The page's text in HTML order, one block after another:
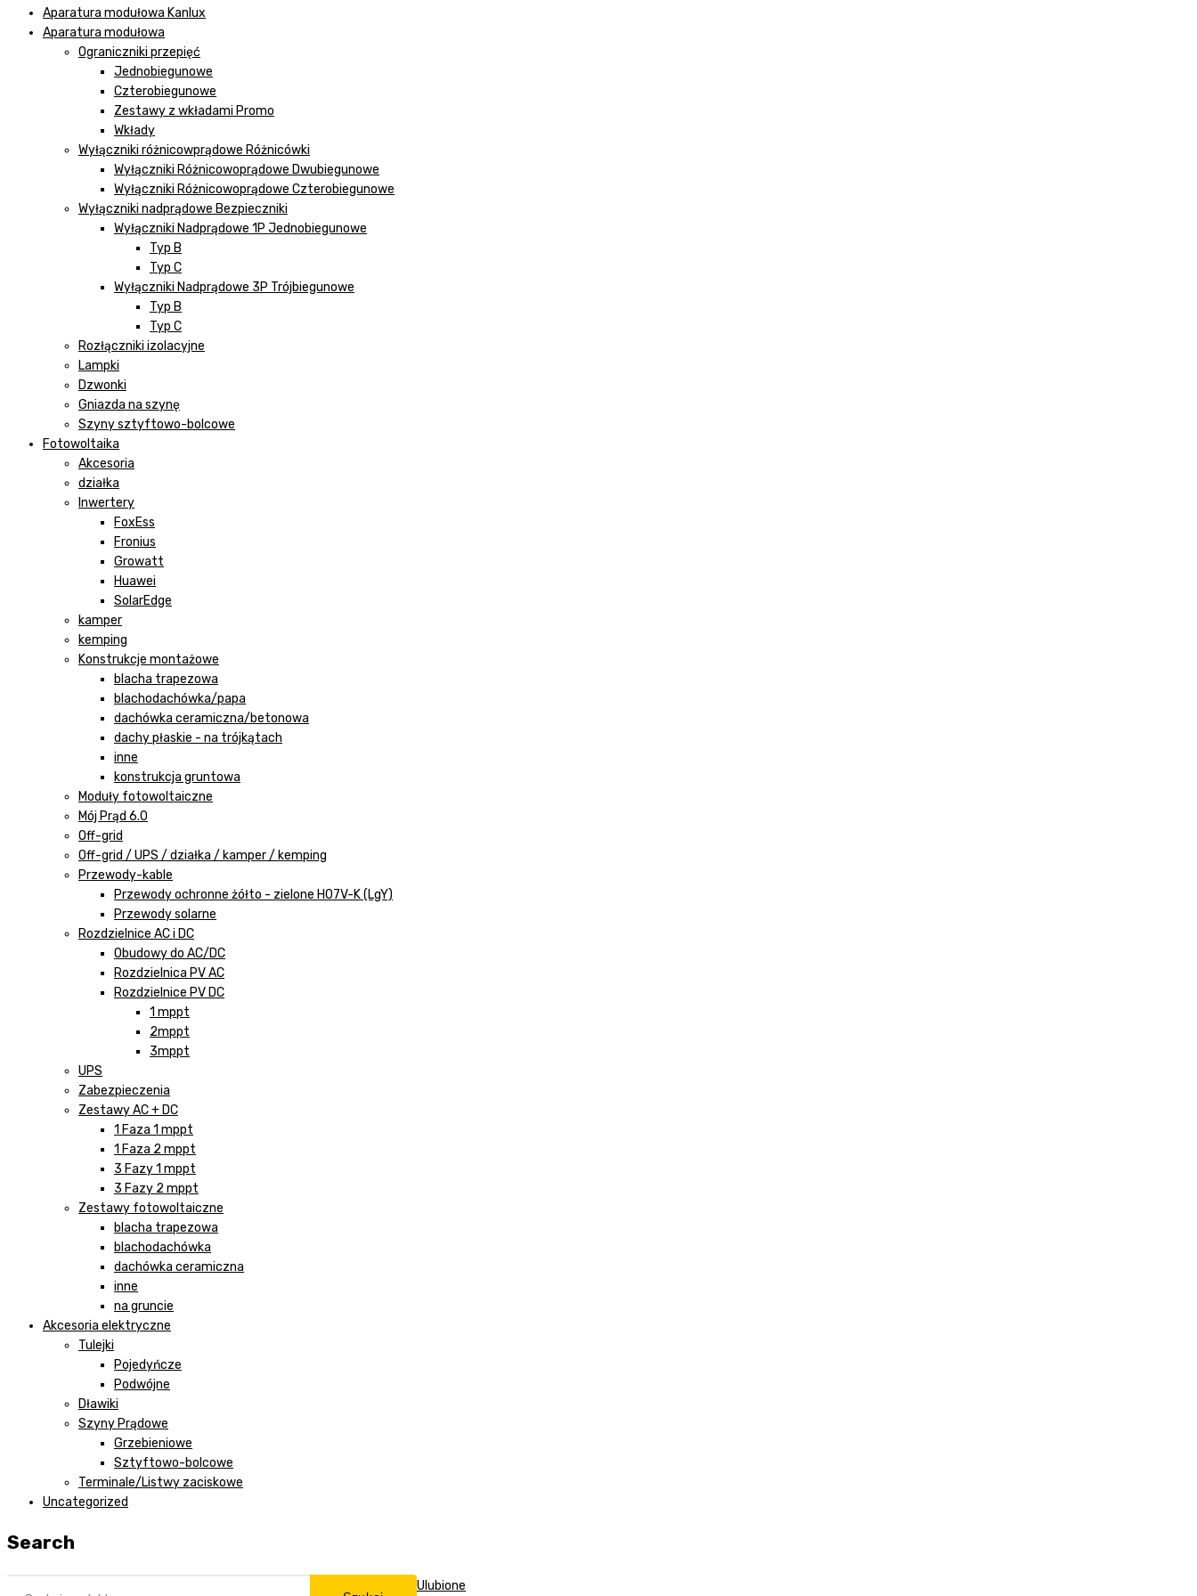
Aparatura modułowa Kanlux
Aparatura modułowa
Ograniczniki przepięć
Jednobiegunowe
Czterobiegunowe
Zestawy z wkładami Promo
Wkłady
Wyłączniki różnicowprądowe Różnicówki
Wyłączniki Różnicowoprądowe Dwubiegunowe
Wyłączniki Różnicowoprądowe Czterobiegunowe
Wyłączniki nadprądowe Bezpieczniki
Wyłączniki Nadprądowe 1P Jednobiegunowe
Typ B
Typ C
Wyłączniki Nadprądowe 3P Trójbiegunowe
Typ B
Typ C
Rozłączniki izolacyjne
Lampki
Dzwonki
Gniazda na szynę
Szyny sztyftowo-bolcowe
Fotowoltaika
Akcesoria
działka
Inwertery
FoxEss
Fronius
Growatt
Huawei
SolarEdge
kamper
kemping
Konstrukcje montażowe
blacha trapezowa
blachodachówka/papa
dachówka ceramiczna/betonowa
dachy płaskie - na trójkątach
inne
konstrukcja gruntowa
Moduły fotowoltaiczne
Mój Prąd 6.0
Off-grid
Off-grid / UPS / działka / kamper / kemping
Przewody-kable
Przewody ochronne żółto - zielone H07V-K (LgY)
Przewody solarne
Rozdzielnice AC i DC
Obudowy do AC/DC
Rozdzielnica PV AC
Rozdzielnice PV DC
1 mppt
2mppt
3mppt
UPS
Zabezpieczenia
Zestawy AC + DC
1 Faza 1 mppt
1 Faza 2 mppt
3 Fazy 1 mppt
3 Fazy 2 mppt
Zestawy fotowoltaiczne
blacha trapezowa
blachodachówka
dachówka ceramiczna
inne
na gruncie
Akcesoria elektryczne
Tulejki
Pojedyńcze
Podwójne
Dławiki
Szyny Prądowe
Grzebieniowe
Sztyftowo-bolcowe
Terminale/Listwy zaciskowe
Uncategorized
Search
Ulubione